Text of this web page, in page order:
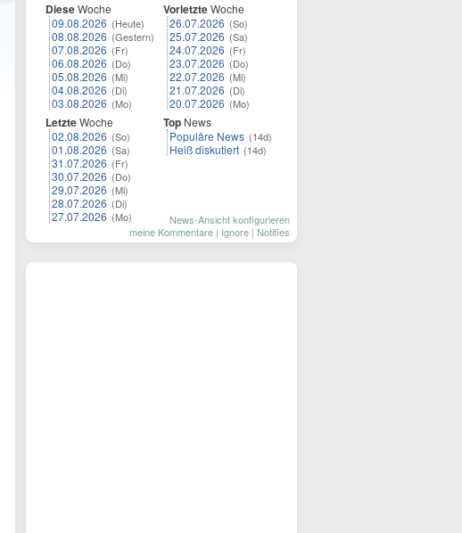
DieseWoche
09.08.2026 (Heute)
08.08.2026 (Gestern)
07.08.2026 (Fr)
06.08.2026 (Do)
05.08.2026 (Mi)
04.08.2026 (Di)
03.08.2026 (Mo)
LetzteWoche
02.08.2026 (So)
01.08.2026 (Sa)
31.07.2026 (Fr)
30.07.2026 (Do)
29.07.2026 (Mi)
28.07.2026 (Di)
27.07.2026 (Mo)
VorletzteWoche
26.07.2026 (So)
25.07.2026 (Sa)
24.07.2026 (Fr)
23.07.2026 (Do)
22.07.2026 (Mi)
21.07.2026 (Di)
20.07.2026 (Mo)
Top News
Populäre News (14d)
Heiß diskutiert (14d)
News-Ansicht konfigurieren
meine Kommentare | Ignore | Notifies